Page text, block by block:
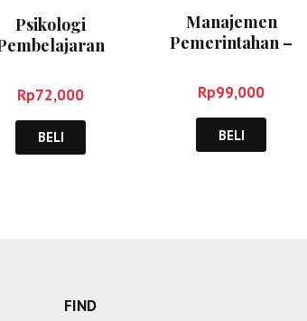
Psikologi
Islam- Tohirin
Rp72,000
BELI
Manajemen
Pemerintahan –
Rp99,000
BELI
FIND